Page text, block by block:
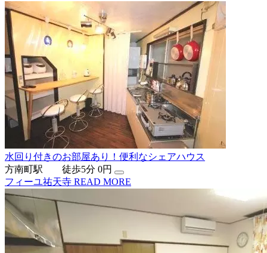
水回り付きのお部屋あり！便利なシェアハウス
方南町駅 徒歩5分 0円
フィーユ祐天寺 READ MORE